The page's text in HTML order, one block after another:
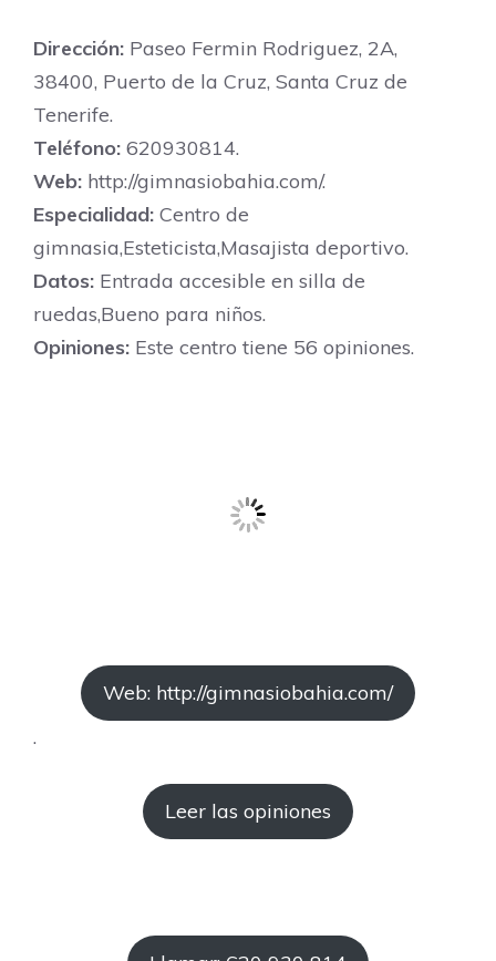
Dirección: Paseo Fermin Rodriguez, 2A,
38400, Puerto de la Cruz, Santa Cruz de
Tenerife.
Teléfono: 620930814.
Web: http://gimnasiobahia.com/.
Especialidad: Centro de
gimnasia,Esteticista,Masajista deportivo.
Datos: Entrada accesible en silla de
ruedas,Bueno para niños.
Opiniones: Este centro tiene 56 opiniones.
Web: http://gimnasiobahia.com/
.
Leer las opiniones